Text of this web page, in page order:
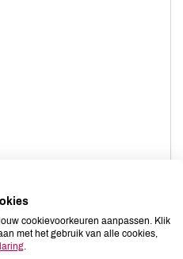
200 graden.
cookievoorkeuren aanpassen. Klik
met het gebruik van alle cookies,